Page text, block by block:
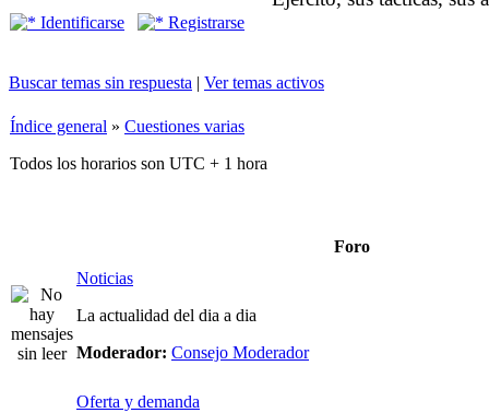
Identificarse Registrarse
Buscar temas sin respuesta | Ver temas activos
Índice general » Cuestiones varias
Todos los horarios son UTC + 1 hora
Foro
Noticias
La actualidad del dia a dia
Moderador: Consejo Moderador
Oferta y demanda